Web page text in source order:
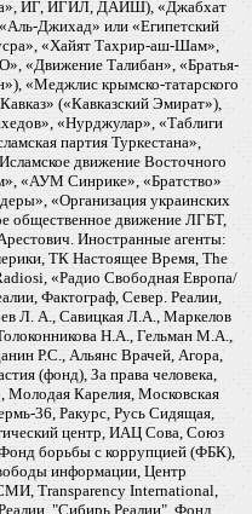
ИГ, ИГИЛ, ДАИШ), «Джабхат
Джихад» или «Египетский
«Хайят Тахрир-аш-Шам»,
«Движение Талибан», «Братья-
«Меджлис крымско-татарского
(«Кавказский Эмират»),
«Нурджулар», «Таблиги
партия Туркестана»,
движение Восточного
«АУМ Синрике», «Братство»
«Организация украинских
общественное движение ЛГБТ,
Иностранные агенты:
ТК Настоящее Время, The
«Радио Свободная Европа/
Фактограф, Север. Реалии,
Л. А., Савицкая Л.А., Маркелов
Н.А., Гельман М.А.,
Р.С., Альянс Врачей, Агора,
(фонд), За права человека,
Молодая Карелия, Московская
36, Ракурс, Русь Сидящая,
центр, ИАЦ Сова, Союз
Фонд борьбы с коррупцией (ФБК),
информации, Центр
Transparency International,
"Сибирь.Реалии", Фонд